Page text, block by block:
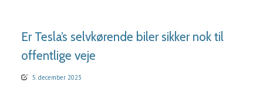
Er Tesla’s selvkørende biler sikker nok til
offentlige veje
5. december 2023